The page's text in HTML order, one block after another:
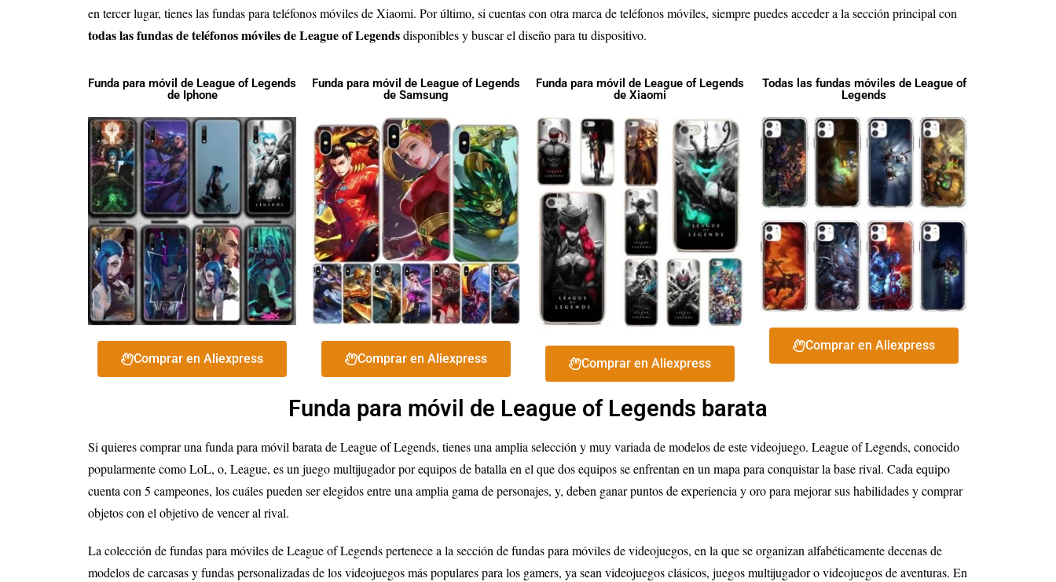
en tercer lugar, tienes las fundas para teléfonos móviles de Xiaomi. Por último, si cuentas con otra marca de teléfonos móviles, siempre puedes acceder a la sección principal con
todas las fundas de teléfonos móviles de League of Legendsdisponibles y buscar el diseño para tu dispositivo.
Funda para móvil de League of Legends
de Iphone
Comprar en Aliexpress
Funda para móvil de League of Legends
de Samsung
Comprar en Aliexpress
Funda para móvil de League of Legends
de Xiaomi
Comprar en Aliexpress
Todas las fundas móviles de League of
Legends
Comprar en Aliexpress
Funda para móvil de League of Legends barata
Si quieres comprar una funda para móvil barata de League of Legends, tienes una amplia selección y muy variada de modelos de este videojuego. League of Legends, conocido
popularmente como LoL, o, League, es un juego multijugador por equipos de batalla en el que dos equipos se enfrentan en un mapa para conquistar la base rival. Cada equipo
cuenta con 5 campeones, los cuáles pueden ser elegidos entre una amplia gama de personajes, y, deben ganar puntos de experiencia y oro para mejorar sus habilidades y comprar
objetos con el objetivo de vencer al rival.
La colección de fundas para móviles de League of Legends pertenece a la sección de fundas para móviles de videojuegos, en la que se organizan alfabéticamente decenas de
modelos de carcasas y fundas personalizadas de los videojuegos más populares para los gamers, ya sean videojuegos clásicos, juegos multijugador o videojuegos de aventuras. En